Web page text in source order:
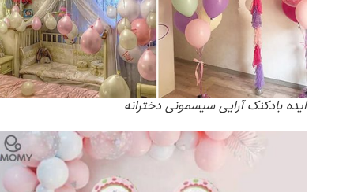
ایده بادکنک آرایی سیسمونی دخترانه